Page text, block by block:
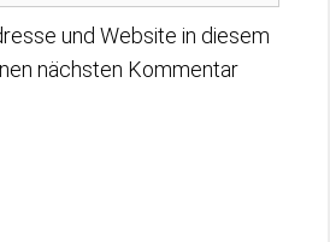
und Website in diesem
nächsten Kommentar